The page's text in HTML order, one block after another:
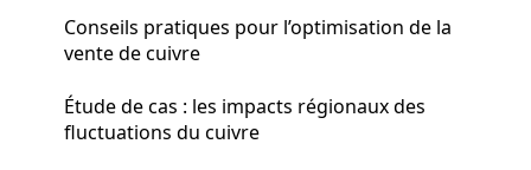
Conseils pratiques pour l’optimisation de la
vente de cuivre
Étude de cas : les impacts régionaux des
fluctuations du cuivre